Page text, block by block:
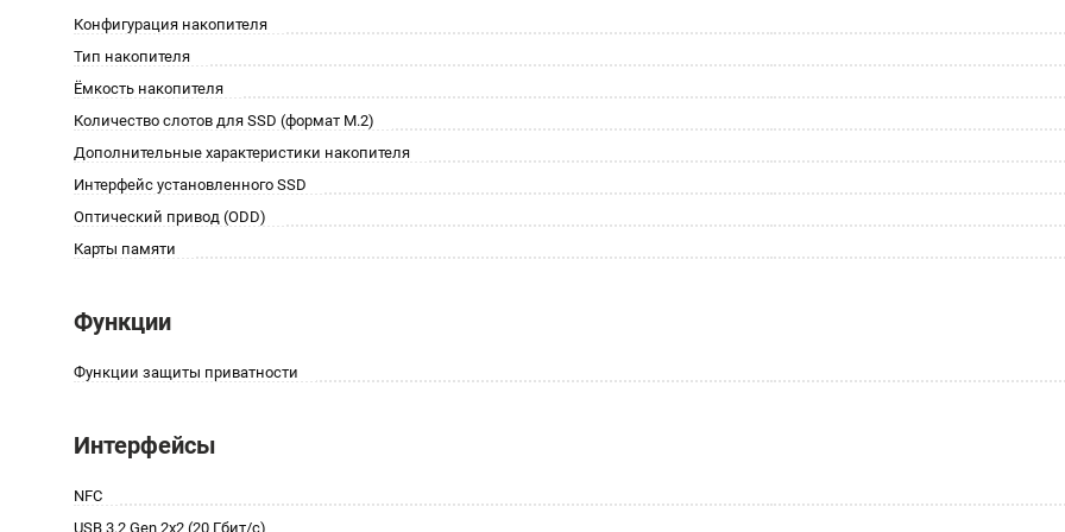
Конфигурация накопителя
Тип накопителя
Ёмкость накопителя
Количество слотов для SSD (формат M.2)
Дополнительные характеристики накопителя
Интерфейс установленного SSD
Оптический привод (ODD)
Карты памяти
Функции
Функции защиты приватности
Интерфейсы
NFC
USB 3.2 Gen 2x2 (20 Гбит/с)